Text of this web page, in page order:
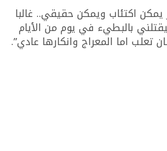
اكتئاب ويمكن حقيقي.. غالبا
بالبطيء في يوم من الأيام
تعلب اما المعراج وانكارها عادي”.